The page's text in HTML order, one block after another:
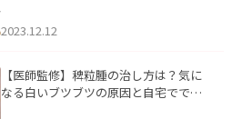
2023.12.12
【医師監修】稗粒腫の治し方は？気に
なる白いブツブツの原因と自宅ででき